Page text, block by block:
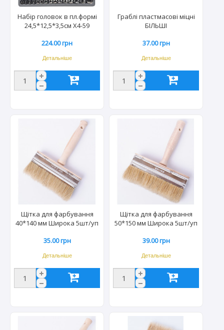
Набір головок в пл.формі
24,5*12,5*3,5см Х4-59
224.00 грн
Детальніше
Граблі пластмасові міцні
БІЛЬШІ
37.00 грн
Детальніше
Щітка для фарбування
40*140 мм Широка 5шт/уп
35.00 грн
Детальніше
Щітка для фарбування
50*150 мм Широка 5шт/уп
39.00 грн
Детальніше